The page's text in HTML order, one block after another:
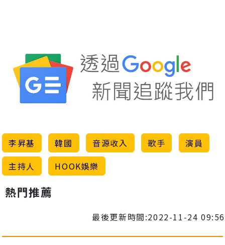
李昇基 韓國 音源收入 歌手
演員
主持人
HOOK娛樂
熱門推薦
最後更新時間:2022-11-24 09:56